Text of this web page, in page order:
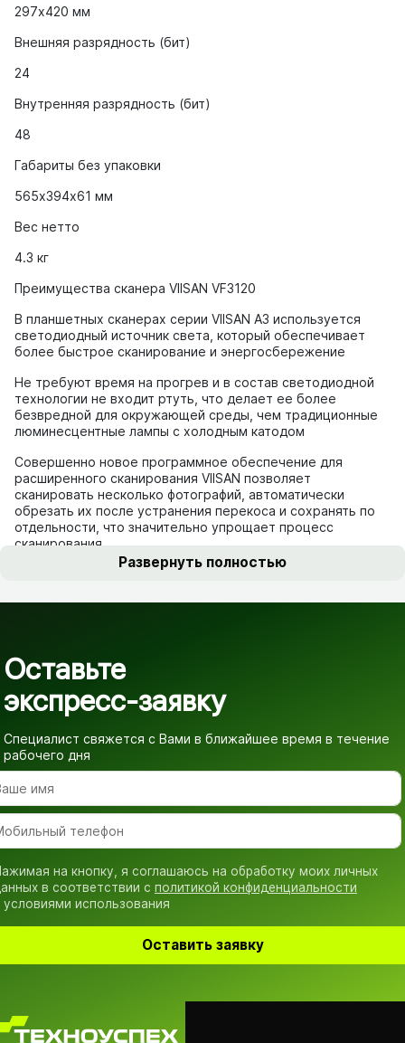
297х420 мм
Внешняя разрядность (бит)
24
Внутренняя разрядность (бит)
48
Габариты без упаковки
565х394х61 мм
Вес нетто
4.3 кг
Преимущества сканера VIISAN VF3120
В планшетных сканерах серии VIISAN A3 используется
светодиодный источник света, который обеспечивает
более быстрое сканирование и энергосбережение
Не требуют время на прогрев и в состав светодиодной
технологии не входит ртуть, что делает ее более
безвредной для окружающей среды, чем традиционные
люминесцентные лампы с холодным катодом
Совершенно новое программное обеспечение для
расширенного сканирования VIISAN позволяет
сканировать несколько фотографий, автоматически
обрезать их после устранения перекоса и сохранять по
отдельности, что значительно упрощает процесс
сканирования
Развернуть полностью
Оставьте
экспресс-заявку
Специалист свяжется с Вами в ближайшее время в течение
рабочего дня
на кнопку, я соглашаюсь на обработку моих личных
в соответствии с политикой конфиденциальности
условиями использования
Оставить заявку